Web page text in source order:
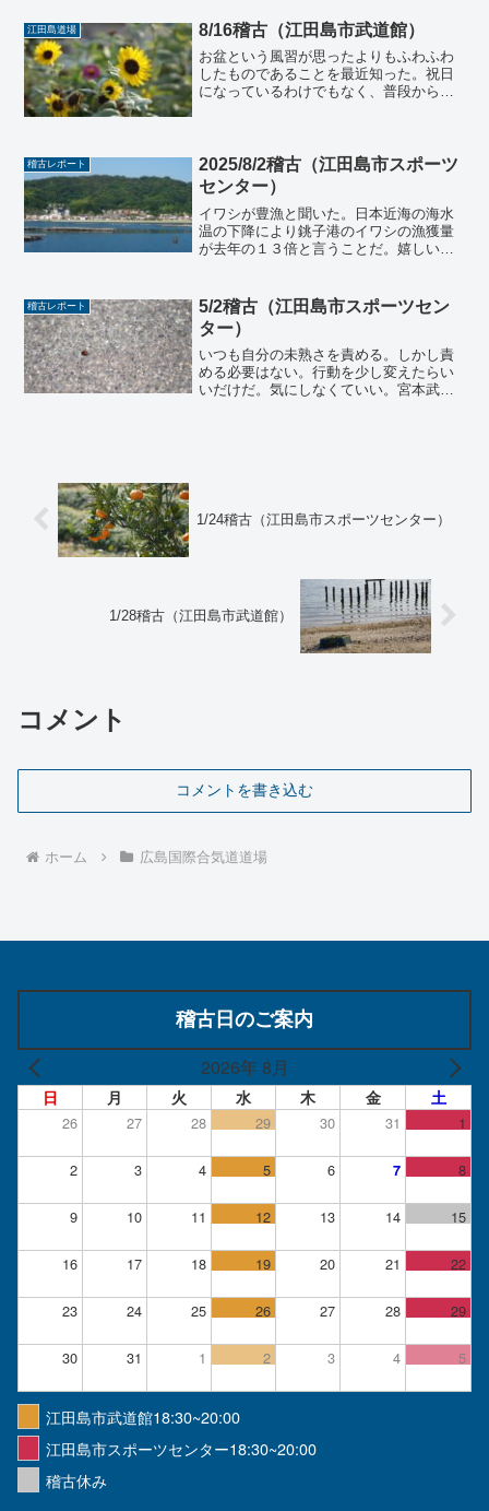
えさせられる武道だといつも...
江田島道場 8/16稽古（江田島市武道館）
お盆という風習が思ったよりもふわふわ
したものであることを最近知った。祝日
になっているわけでもなく、普段から病
ず営業していることも多い...
稽古レポート
2025/8/2稽古（江田島市スポーツ
センター）
イワシが豊漁と聞いた。日本近海の海水
温の下降により銚子港のイワシの漁獲量
が去年の１３倍と言うことだ。嬉しい限
と悪い事象とそれぞれ等しくあるのだと
思う。それを素直に喜べるか...
稽古レポート
5/2稽古（江田島市スポーツセン
ター）
いつも自分の未熟さを責める。しかし責
める必要はない。行動を少し変えたらい
いだけだ。気にしなくていい。宮本武蔵
1/24稽古（江田島市スポーツセンター）
1/28稽古（江田島市武道館）
コメント
コメントを書き込む
ホーム 広島国際合気道道場
稽古日のご案内
2026年 8月
日 月 火 水 木 金 土
26 27 28 29 30 31 1
2 3 4 5 6 7 8
9 10 11 12 13 14 15
16 17 18 19 20 21 22
23 24 25 26 27 28 29
30 31 1 2 3 4 5
江田島市武道館18:30~20:00
江田島市スポーツセンター18:30~20:00
稽古休み